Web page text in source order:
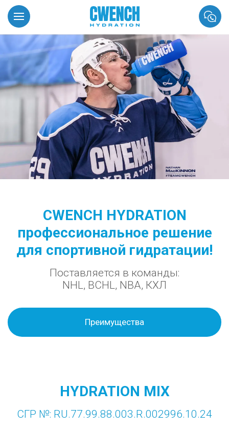
CWENCH HYDRATION
профессиональное решение
для спортивной гидратации!
Поставляется в команды:
NHL, BCHL, NBA, КХЛ
Преимущества
HYDRATION MIX
СГР №: RU.77.99.88.003.R.002996.10.24